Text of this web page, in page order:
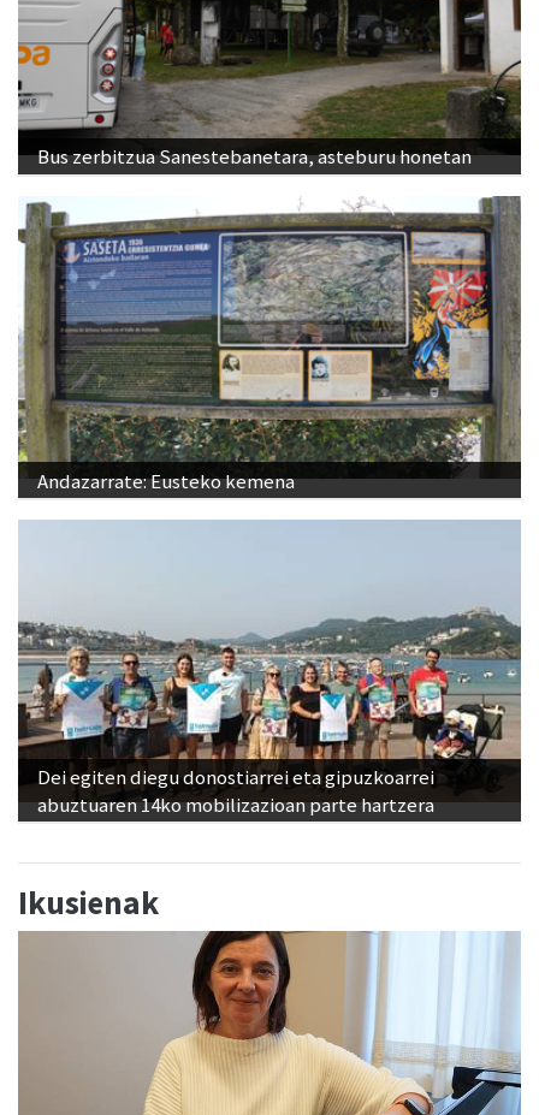
Bus zerbitzua Sanestebanetara, asteburu honetan
Andazarrate: Eusteko kemena
Dei egiten diegu donostiarrei eta gipuzkoarrei
abuztuaren 14ko mobilizazioan parte hartzera
Ikusienak